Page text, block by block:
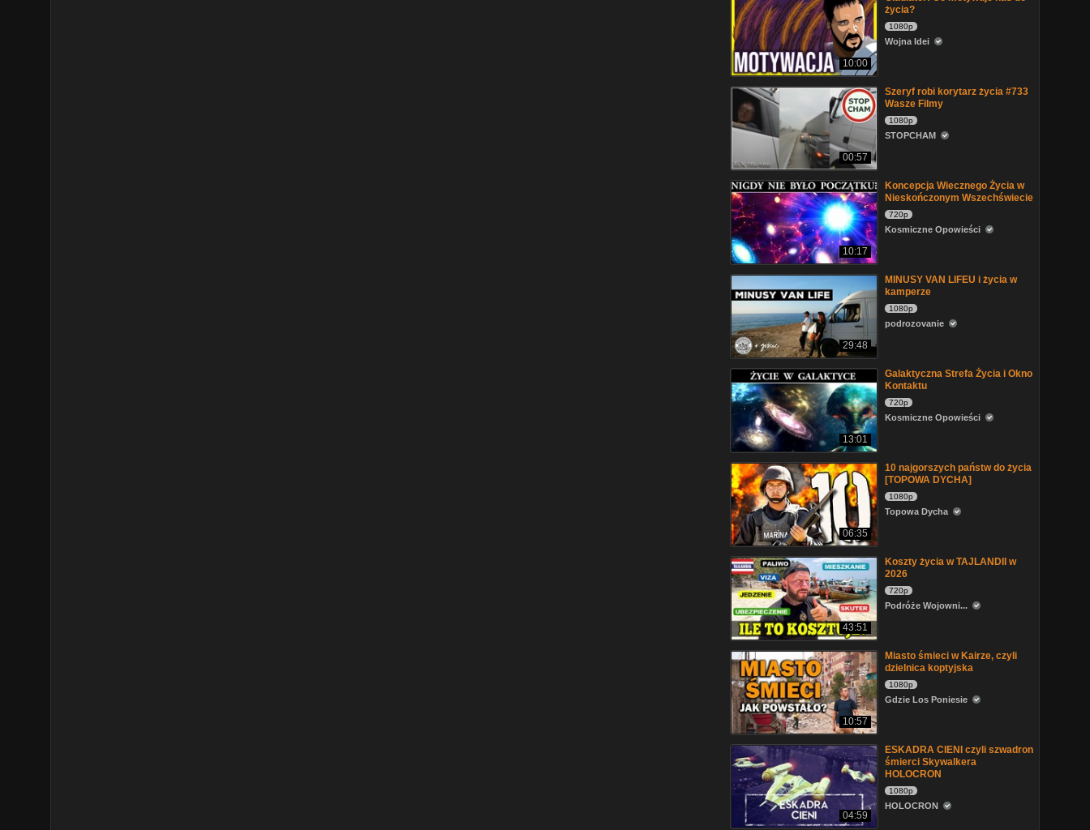
10:00
życia?
1080p
Wojna Idei
00:57
Szeryf robi korytarz życia #733
Wasze Filmy
1080p
STOPCHAM
10:17
Koncepcja Wiecznego Życia w
Nieskończonym Wszechświecie
720p
Kosmiczne Opowieści
29:48
MINUSY VAN LIFEU i życia w
kamperze
1080p
podrozovanie
13:01
Galaktyczna Strefa Życia i Okno
Kontaktu
720p
Kosmiczne Opowieści
06:35
10 najgorszych państw do życia
[TOPOWA DYCHA]
1080p
Topowa Dycha
43:51
Koszty życia w TAJLANDII w
2026
720p
Podróże Wojowni...
10:57
Miasto śmieci w Kairze, czyli
dzielnica koptyjska
1080p
Gdzie Los Poniesie
04:59
ESKADRA CIENI czyli szwadron
śmierci Skywalkera
HOLOCRON
1080p
HOLOCRON